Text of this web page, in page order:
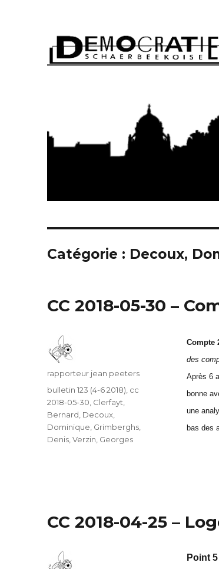
Catégorie : Decoux,
CC 2018-05-30 –
Compte
des
Après 6
bonne
une
bas des
Auteur
rapporteur jean peeters
Catégories
bulletin 123 (4-6 2018) cc
2018-05-30 Clerfayt,
Bernard Decoux,
Dominique Grimberghs,
Denis ,Verzin, Georges
CC 2018-04-25 –
Point